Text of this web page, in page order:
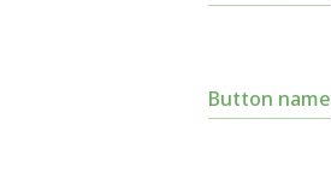
Button name